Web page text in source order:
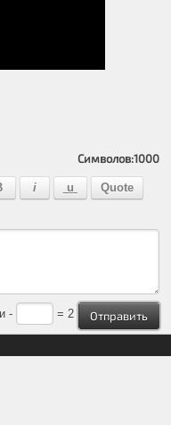
Символов:1000
- = 2